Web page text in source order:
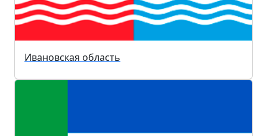
Ивановская область